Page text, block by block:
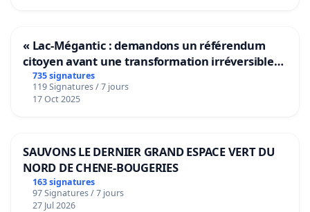
« Lac-Mégantic : demandons un référendum
citoyen avant une transformation irréversible
de notre territoire »
735 signatures
119 Signatures / 7 jours
17 Oct 2025
SAUVONS LE DERNIER GRAND ESPACE VERT DU
NORD DE CHENE-BOUGERIES
163 signatures
97 Signatures / 7 jours
27 Jul 2026